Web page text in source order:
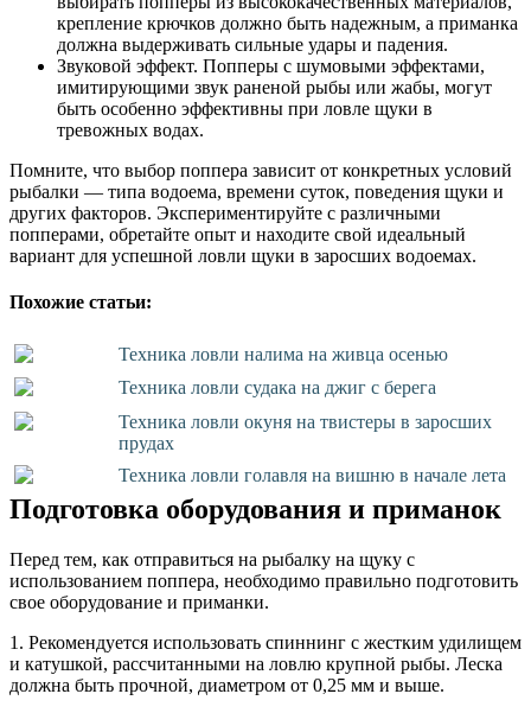
крепление крючков должно быть надежным, а приманка
должна выдерживать сильные удары и падения.
Звуковой эффект. Попперы с шумовыми эффектами,
имитирующими звук раненой рыбы или жабы, могут
быть особенно эффективны при ловле щуки в
тревожных водах.
Помните, что выбор поппера зависит от конкретных условий
рыбалки — типа водоема, времени суток, поведения щуки и
других факторов. Экспериментируйте с различными
попперами, обретайте опыт и находите свой идеальный
вариант для успешной ловли щуки в заросших водоемах.
Похожие статьи:
Техника ловли налима на живца осенью
Техника ловли судака на джиг с берега
Техника ловли окуня на твистеры в заросших
прудах
Техника ловли голавля на вишню в начале лета
Подготовка оборудования и приманок
Перед тем, как отправиться на рыбалку на щуку с
использованием поппера, необходимо правильно подготовить
свое оборудование и приманки.
1. Рекомендуется использовать спиннинг с жестким удилищем
и катушкой, рассчитанными на ловлю крупной рыбы. Леска
должна быть прочной, диаметром от 0,25 мм и выше.